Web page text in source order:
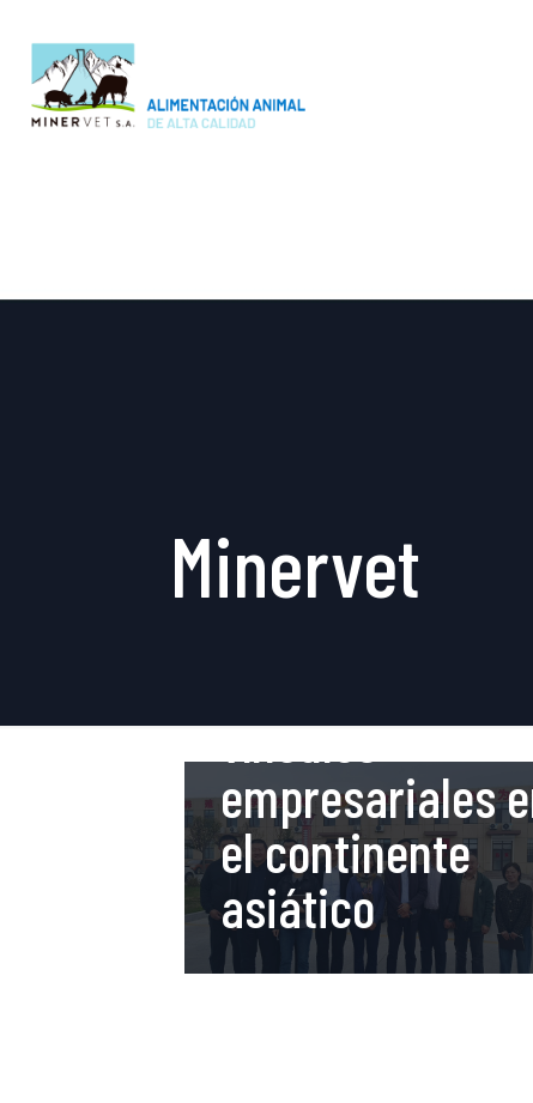
Minervet
Minervet
vínculos
empresariales
el continente
asiático